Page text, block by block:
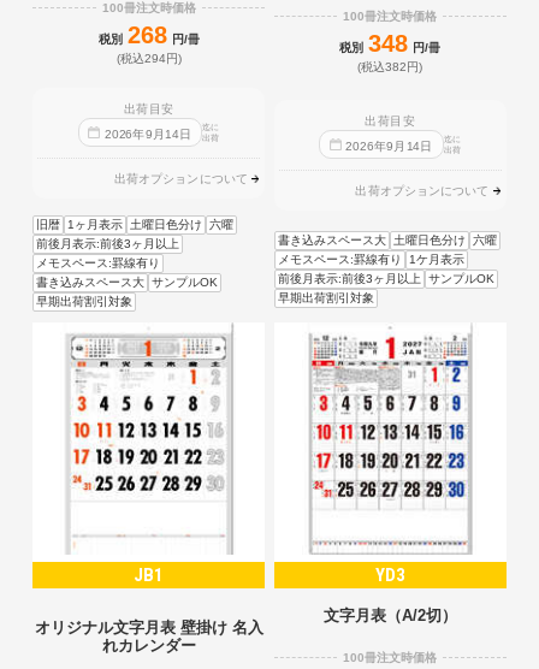
100冊注文時価格
税別 268 円/冊
(税込294円)
出荷目安
2026年9 月 14日
迄に
出荷
出荷オプションについて
旧暦 1ヶ月表示 土曜日色分け
六曜
前後月表示:前後3ヶ月以上
メモスペース:罫線有り
書き込みスペース大 サンプルOK
早期出荷割引対象
100冊注文時価格
税別 348 円/冊
(税込382円)
出荷目安
2026年9 月 14日
迄に
出荷
出荷オプションについて
書き込みスペース大 土曜日色分け
六曜
メモスペース:罫線有り
1ケ月表示
前後月表示:前後3ヶ月以上
サンプルOK
早期出荷割引対象
JB1
オリジナル文字月表 壁掛け 名入
れカレンダー
YD3
文字月表（A/2切）
100冊注文時価格